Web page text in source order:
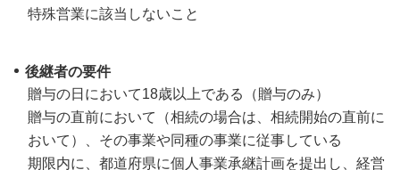
特殊営業に該当しないこと
後継者の要件
贈与の日において18歳以上である（贈与のみ）
贈与の直前において（相続の場合は、相続開始の直前に
おいて）、その事業や同種の事業に従事している
期限内に、都道府県に個人事業承継計画を提出し、経営